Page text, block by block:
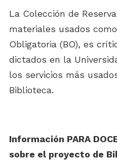
La Colección de
materiales usados
Obligatoria (BO), es
dictados en la
los servicios más
Biblioteca.
Información PARA
sobre el proyecto de